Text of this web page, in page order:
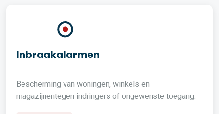
Inbraakalarmen
Bescherming van woningen, winkels en
magazijnentegen indringers of ongewenste toegang.